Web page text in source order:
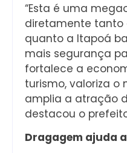
“Esta é uma
diretamente tanto
quanto a Itapoá
mais segurança
fortalece a
turismo, valoriza o
amplia a atração
destacou o
Dragagem ajuda